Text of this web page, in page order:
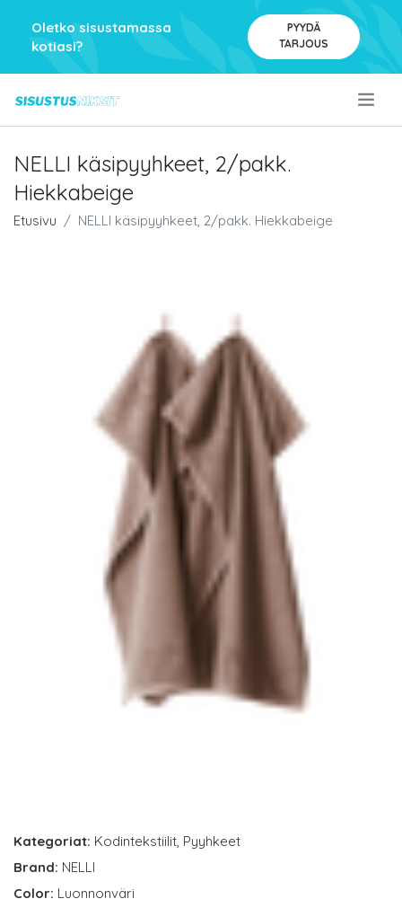
Oletko sisustamassa
kotiasi?
PYYDÄ
TARJOUS
NELLI käsipyyhkeet, 2/pakk.
Hiekkabeige
Etusivu NELLI käsipyyhkeet, 2/pakk. Hiekkabeige
Kategoriat: Kodintekstiilit, Pyyhkeet
Brand: NELLI
Color: Luonnonväri